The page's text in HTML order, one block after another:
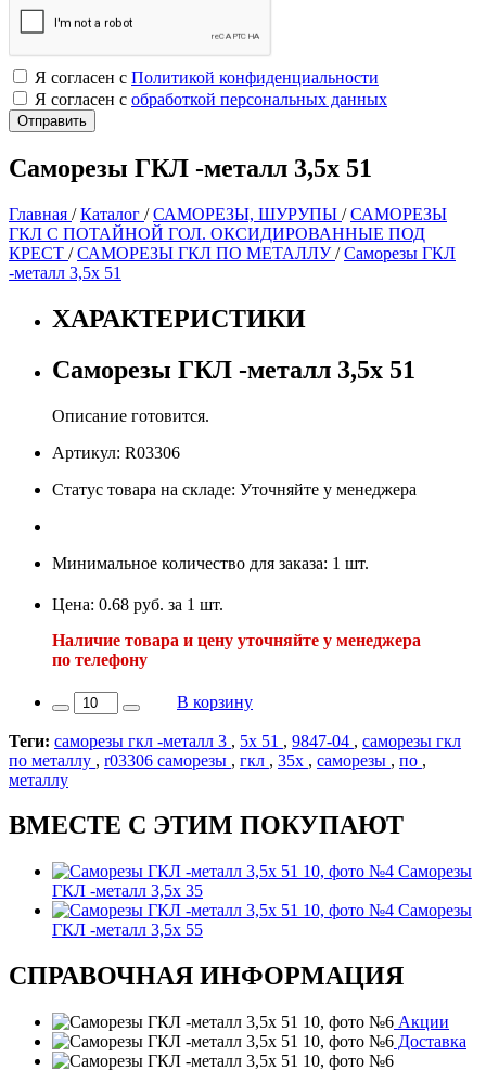
Я согласен с Политикой конфиденциальности
Я согласен с обработкой персональных данных
Саморезы ГКЛ -металл 3,5х 51
Главная /Каталог /САМОРЕЗЫ, ШУРУПЫ /САМОРЕЗЫ
ГКЛ С ПОТАЙНОЙ ГОЛ. ОКСИДИРОВАННЫЕ ПОД
КРЕСТ /САМОРЕЗЫ ГКЛ ПО МЕТАЛЛУ/Саморезы ГКЛ
-металл 3,5х 51
ХАРАКТЕРИСТИКИ
Саморезы ГКЛ -металл 3,5х 51
Описание готовится.
Артикул: R03306
Статус товара на складе: Уточняйте у менеджера
Минимальное количество для заказа: 1 шт.
Цена: 0.68 руб. за 1 шт.
Наличие товара и цену уточняйте у менеджера
по телефону
В корзину
Теги: саморезы гкл -металл 3 , 5х 51 , 9847-04 , саморезы гкл
по металлу , r03306 саморезы , гкл , 35х , саморезы , по ,
металлу
ВМЕСТЕ С ЭТИМ ПОКУПАЮТ
Саморезы
ГКЛ -металл 3,5х 35
Саморезы
ГКЛ -металл 3,5х 55
СПРАВОЧНАЯ ИНФОРМАЦИЯ
Акции
Доставка